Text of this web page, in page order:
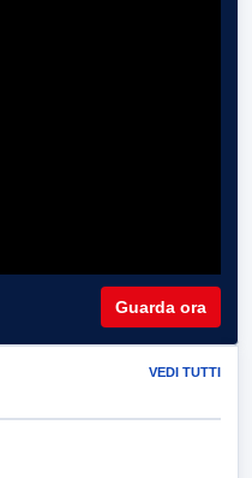
Guarda ora
VEDI TUTTI